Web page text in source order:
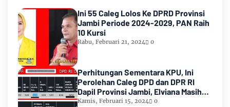
Ini 55 Caleg Lolos Ke DPRD Provinsi
Jambi Periode 2024-2029, PAN Raih
10 Kursi
Rabu, Februari 21, 2024 0
Perhitungan Sementara KPU, Ini
Perolehan Caleg DPD dan DPR RI
Dapil Provinsi Jambi, Elviana Masih
Urutan Kedua Teratas
Kamis, Februari 15, 2024 0